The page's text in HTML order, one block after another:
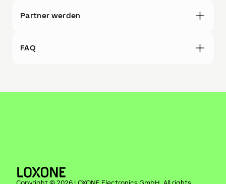
Partner werden
FAQ
Copyright © 2026 LOXONE Electronics GmbH . All rights